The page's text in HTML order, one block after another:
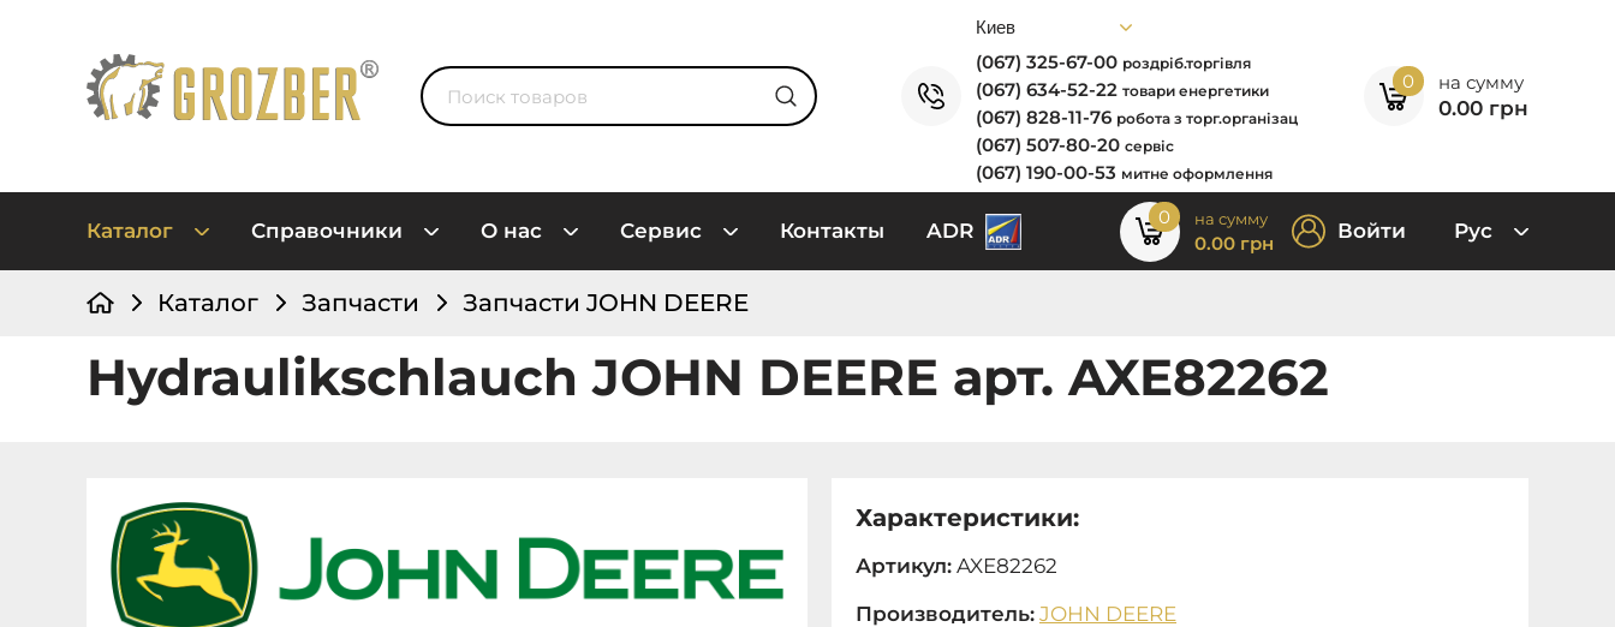
(067) 325-67-00 роздріб.торгівля
(067) 634-52-22 товари енергетики
(067) 828-11-76 робота з торг.організац
(067) 507-80-20 сервіс
(067) 190-00-53 митне оформлення
0 на сумму
0.00 грн
Каталог Справочники О нас Сервис Контакты ADR
0 на сумму
0.00 грн Войти Рус
Каталог Запчасти Запчасти JOHN DEERE
Hydraulikschlauch JOHN DEERE арт. AXE82262
Характеристики:
Артикул: AXE82262
Производитель: JOHN DEERE